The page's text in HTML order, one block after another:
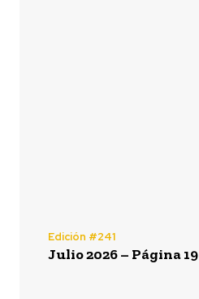
Edición #241
Julio 2026 – Página 19